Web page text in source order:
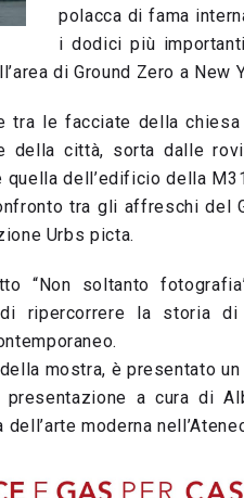
polacca di fama
i dodici più
di Ground Zero a New
tra le facciate della chiesa
della città, sorta dalle
dell’edificio della
tra gli affreschi del
Urbs picta.
“Non soltanto
ripercorrere la storia di
mostra, è presentato
a cura di
moderna